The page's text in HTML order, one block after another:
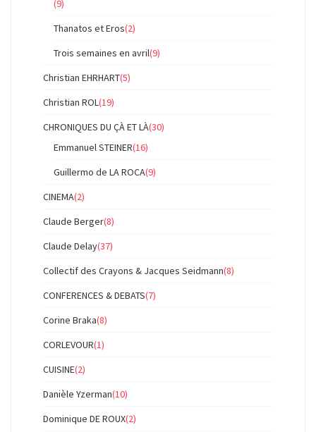
(9)
Thanatos et Eros(2)
Trois semaines en avril(9)
Christian EHRHART(5)
Christian ROL(19)
CHRONIQUES DU ÇÀ ET LÀ(30)
Emmanuel STEINER(16)
Guillermo de LA ROCA(9)
CINEMA(2)
Claude Berger(8)
Claude Delay(37)
Collectif des Crayons & Jacques Seidmann(8)
CONFERENCES & DEBATS(7)
Corine Braka(8)
CORLEVOUR(1)
CUISINE(2)
Danièle Yzerman(10)
Dominique DE ROUX(2)